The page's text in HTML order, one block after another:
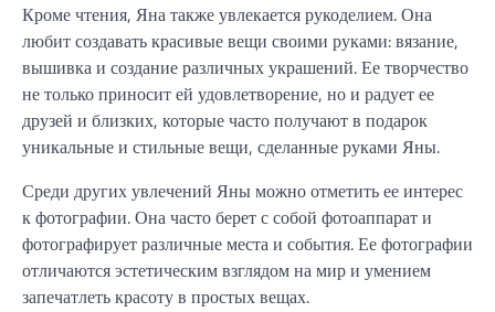
Кроме чтения, Яна также увлекается рукоделием. Она
любит создавать красивые вещи своими руками: вязание,
вышивка и создание различных украшений. Ее творчество
не только приносит ей удовлетворение, но и радует ее
друзей и близких, которые часто получают в подарок
уникальные и стильные вещи, сделанные руками Яны.
Среди других увлечений Яны можно отметить ее интерес
к фотографии. Она часто берет с собой фотоаппарат и
фотографирует различные места и события. Ее фотографии
отличаются эстетическим взглядом на мир и умением
запечатлеть красоту в простых вещах.